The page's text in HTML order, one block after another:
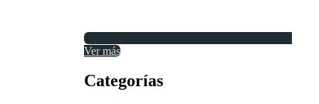
Ver más
Categorías